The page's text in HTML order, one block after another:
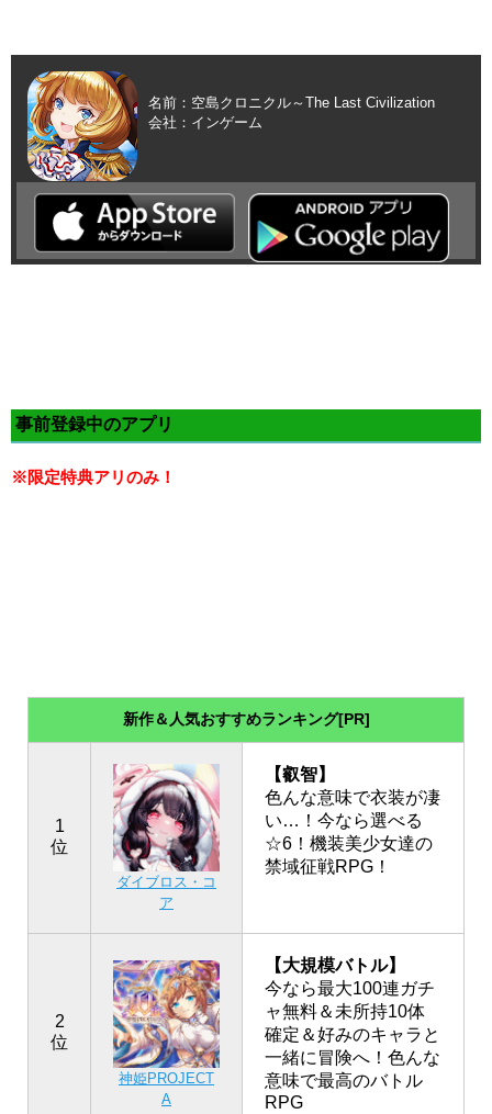
名前：空島クロニクル～The Last Civilization
会社：インゲーム
事前登録中のアプリ
※限定特典アリのみ！
新作＆人気おすすめランキング[PR]
1
位
ダイブロス・コ
ア
【叡智】
色んな意味で衣装が凄
い…！今なら選べる
☆6！機装美少女達の
禁域征戦RPG！
2
位
神姫PROJECT
A
【大規模バトル】
今なら最大100連ガチ
ャ無料＆未所持10体
確定＆好みのキャラと
一緒に冒険へ！色んな
意味で最高のバトル
RPG